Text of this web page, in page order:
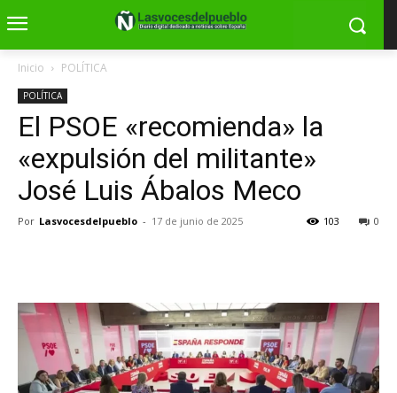
Inicio POLÍTICA
POLÍTICA
El PSOE «recomienda» la
«expulsión del militante»
José Luis Ábalos Meco
Por Lasvocesdelpueblo - 17 de junio de 2025 0
103